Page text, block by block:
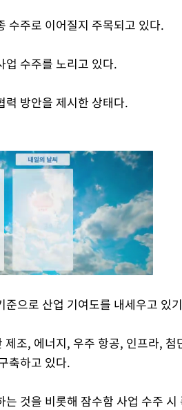
수주로 이어질지 주목되고 있다.
업 수주를 노리고 있다.
력 방안을 제시한 상태다.
으로 산업 기여도를 내세우고 있
조, 에너지, 우주 항공, 인프라, 첨
축하고 있다.
것을 비롯해 잠수함 사업 수주